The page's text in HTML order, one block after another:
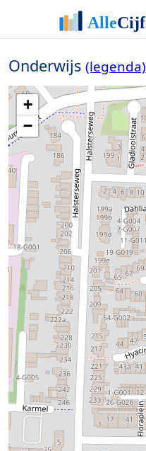
Onderwijs (legenda)
+
−